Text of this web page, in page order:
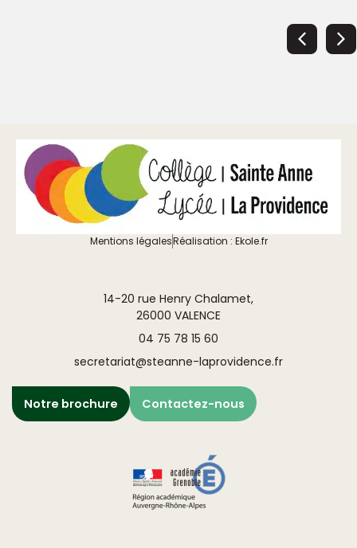
Mentions légalesRéalisation : Ekole.fr
14-20 rue Henry Chalamet,
26000 VALENCE
04 75 78 15 60
secretariat@steanne-laprovidence.fr
Notre brochure Contactez-nous